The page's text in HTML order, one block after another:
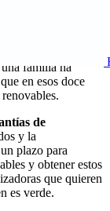
han
al año, los
ese mismo
familia ha
en esos doce
de
y la
plazo para
y obtener estos
que quieren
es verde.